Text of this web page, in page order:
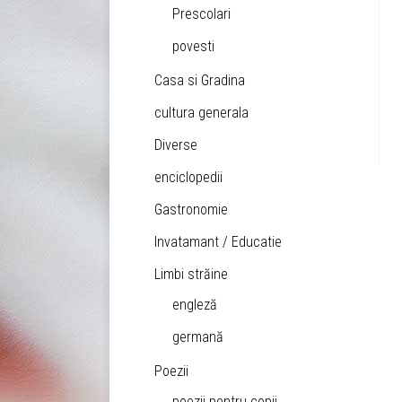
Prescolari
povesti
Casa si Gradina
cultura generala
Diverse
enciclopedii
Gastronomie
Invatamant / Educatie
Limbi străine
engleză
germană
Poezii